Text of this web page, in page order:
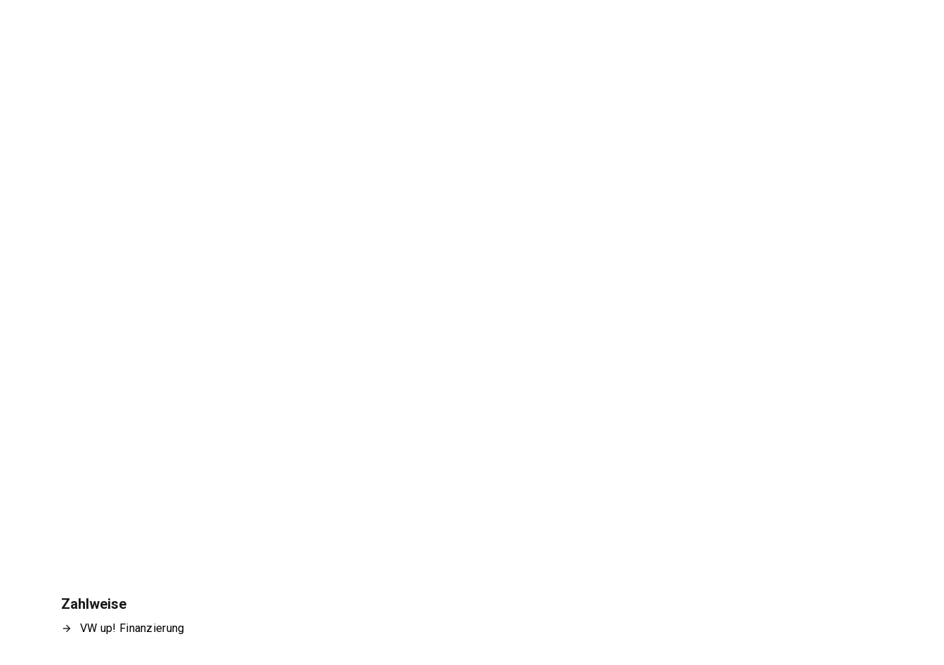
Zahlweise
VW up! Finanzierung